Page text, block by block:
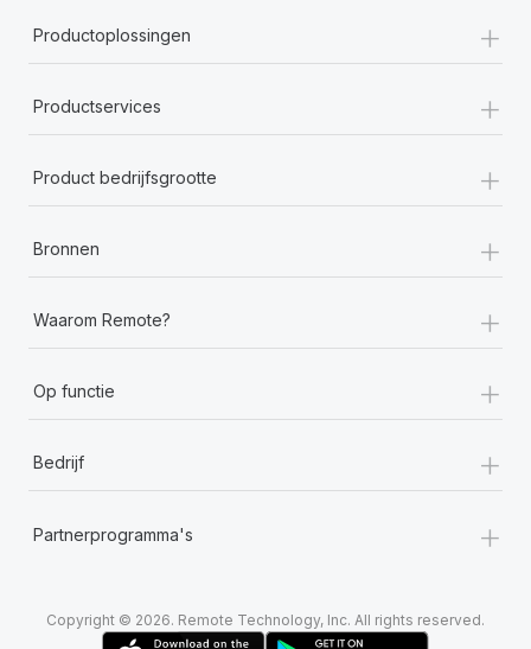
Productoplossingen +
Productservices +
Product bedrijfsgrootte +
Bronnen +
Waarom Remote? +
Op functie +
Bedrijf +
Partnerprogramma's +
Copyright © 2026. Remote Technology, Inc. All rights reserved.